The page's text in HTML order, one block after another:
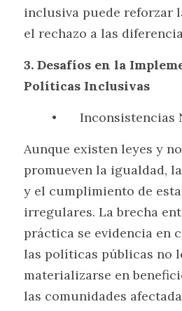
inclusiva puede reforzar
el rechazo a las
3. Desafíos en la
Políticas Inclusivas
•
Aunque existen leyes y
promueven la igualdad,
y el cumplimiento de
irregulares. La brecha
práctica se evidencia en
las políticas públicas no
materializarse en
las comunidades